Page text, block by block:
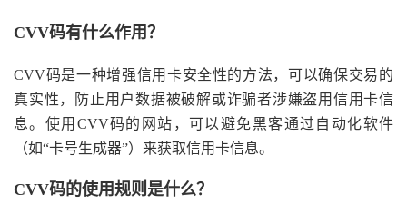
CVV码有什么作用？
CVV码是一种增强信用卡安全性的方法，可以确保交易的
真实性，防止用户数据被破解或诈骗者涉嫌盗用信用卡信
息。使用CVV码的网站，可以避免黑客通过自动化软件
（如“卡号生成器”）来获取信用卡信息。
CVV码的使用规则是什么？